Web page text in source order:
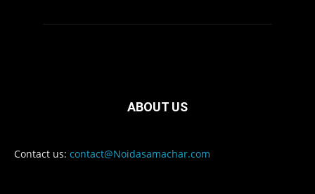
ABOUT US
Contact us: contact@Noidasamachar.com